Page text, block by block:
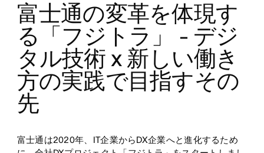
富士通の変革を体現す
る「フジトラ」 - デジ
タル技術 x 新しい働き
方の実践で目指すその
先
富士通は2020年、IT企業からDX企業へと進化するため